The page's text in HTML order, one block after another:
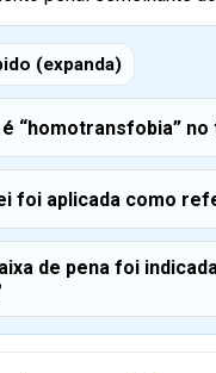
(expanda)
é “homotransfobia” no
foi aplicada como
de pena foi